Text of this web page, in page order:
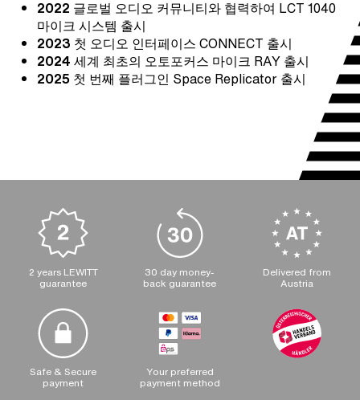
2022 글로벌 오디오 커뮤니티와 협력하여 LCT 1040
마이크 시스템 출시
2023 첫 오디오 인터페이스 CONNECT 출시
2024 세계 최초의 오토포커스 마이크 RAY 출시
2025 첫 번째 플러그인 Space Replicator 출시
2 years LEWITT
guarantee
30 day money-
back guarantee
Delivered from
Austria
Safe & Secure
payment
Your preferred
payment method